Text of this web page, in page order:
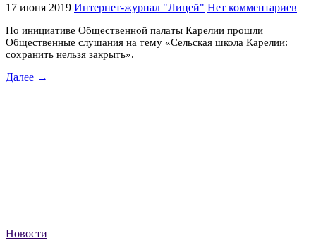
17 июня 2019 Интернет-журнал "Лицей" Нет комментариев
По инициативе Общественной палаты Карелии прошли
Общественные слушания на тему «Сельская школа Карелии:
сохранить нельзя закрыть».
Далее →
Новости